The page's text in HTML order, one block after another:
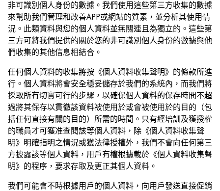
非可識別個人身份的數據。我們使用這些第三方收集的數據
來幫助我們管理和改善APP或網站的質素，並分析其使用情
況。此類資料與您的個人資料並無關連且為獨立的。這些第
三方可將我們提供的關於您的非可識別個人身份的數據與他
們收集的其他信息相結合。
任何個人資料的收集將按《個人資料收集聲明》的條款所進
行。個人資料將會安全穩妥儲存於我們的系統內，而我們將
採取所有切實可行的步驟，以確保個人資料的保存時間不超
過將其保存以貫徹該資料被使用於或會被使用於的目的（包
括任何直接有關的目的）所需的時間。只有經培訓及獲授權
的職員才可獲准查閱該等個人資料，除《個人資料收集聲
明》明確指明之情況或獲法律授權外，我們不會向任何第三
方披露該等個人資料，用戶有權根據載於《個人資料收集聲
明》的程序，要求存取及更正其個人資料。
我們可能會不時根據用戶的個人資料，向用戶發送直接促銷